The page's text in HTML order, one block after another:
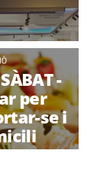
-
per
se i